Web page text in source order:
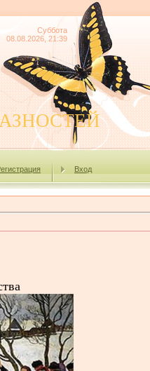
Суббота
08.08.2026, 21:39
Вход